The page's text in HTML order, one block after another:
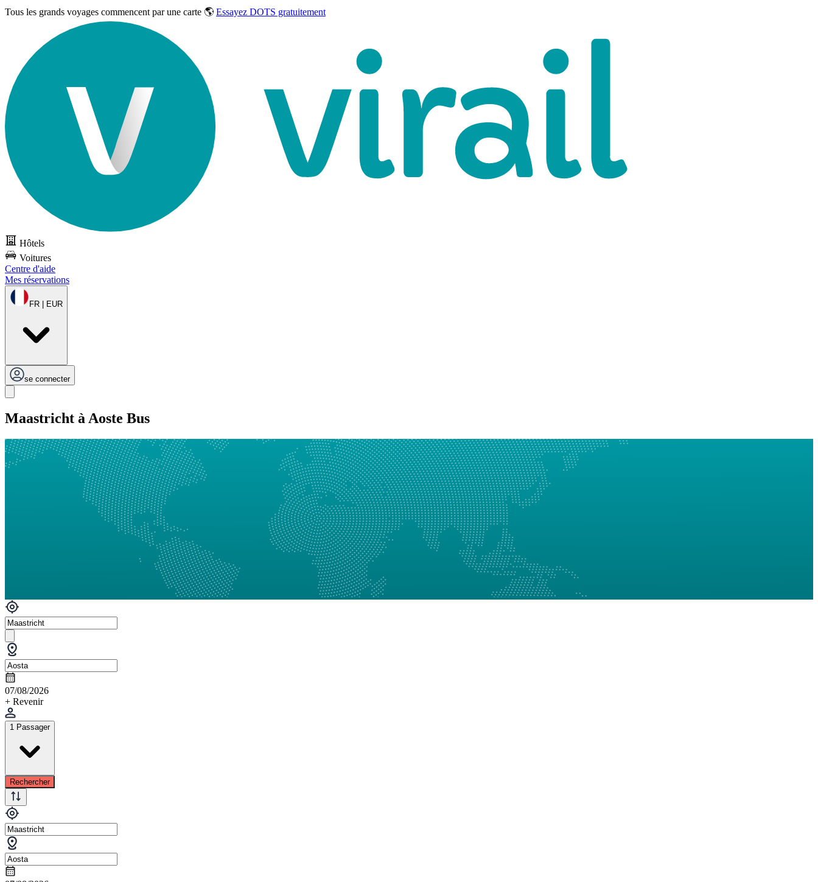
Tous les grands voyages commencent par une carte 🌎 Essayez DOTS gratuitement
Hôtels
Voitures
Centre d'aide
Mes réservations
FR | EUR
se connecter
Maastricht à Aoste Bus
07/08/2026
+ Revenir
1 Passager
Rechercher